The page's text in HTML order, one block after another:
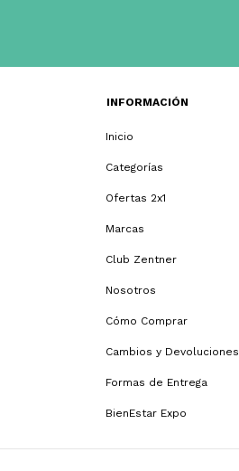
INFORMACIÓN
Inicio
Categorías
Ofertas 2x1
Marcas
Club Zentner
Nosotros
Cómo Comprar
Cambios y
Formas de Entrega
BienEstar Expo